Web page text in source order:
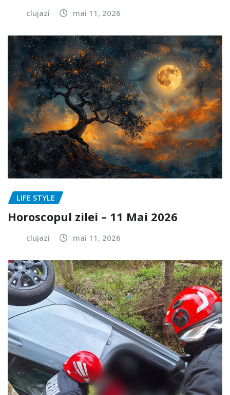
clujazi mai 11, 2026
LIFE STYLE
Horoscopul zilei – 11 Mai 2026
clujazi mai 11, 2026